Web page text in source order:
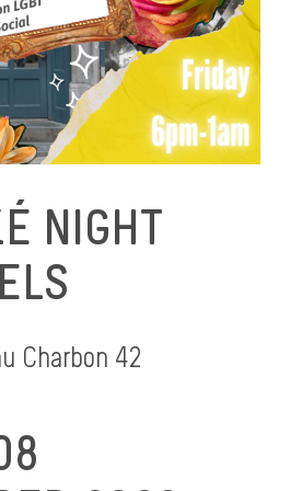
NIGHT
Charbon 42